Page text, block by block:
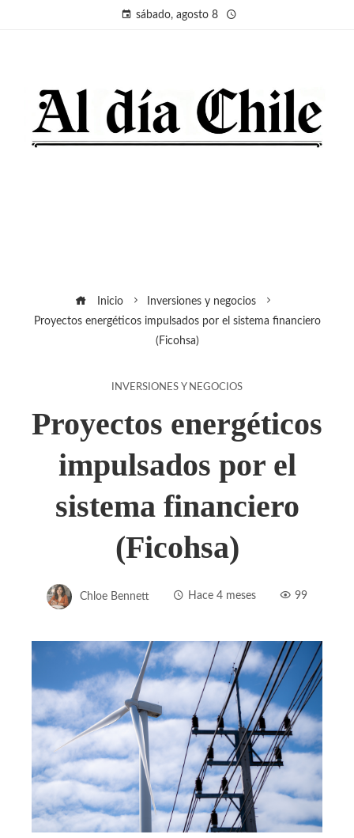
sábado, agosto 8
Inicio
Inversiones y negocios
Proyectos energéticos impulsados por el sistema financiero
(Ficohsa)
INVERSIONES Y NEGOCIOS
Proyectos energéticos
impulsados por el
sistema financiero
(Ficohsa)
Chloe Bennett Hace 4 meses 99